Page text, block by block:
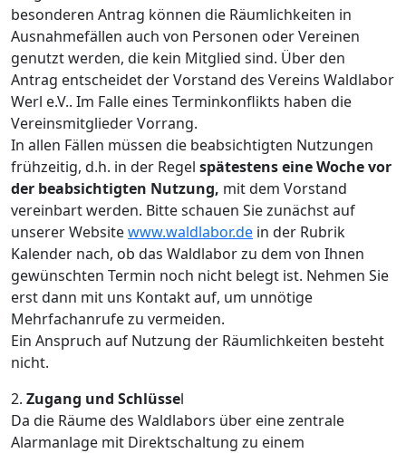
besonderen Antrag können die Räumlichkeiten in
Ausnahmefällen auch von Personen oder Vereinen
genutzt werden, die kein Mitglied sind. Über den
Antrag entscheidet der Vorstand des Vereins Waldlabor
Werl e.V.. Im Falle eines Terminkonflikts haben die
Vereinsmitglieder Vorrang.
In allen Fällen müssen die beabsichtigten Nutzungen
frühzeitig, d.h. in der Regel spätestens eine Woche vor
der beabsichtigten Nutzung, mit dem Vorstand
vereinbart werden. Bitte schauen Sie zunächst auf
unserer Websitewww.waldlabor.de in der Rubrik
Kalender nach, ob das Waldlabor zu dem von Ihnen
gewünschten Termin noch nicht belegt ist. Nehmen Sie
erst dann mit uns Kontakt auf, um unnötige
Mehrfachanrufe zu vermeiden.
Ein Anspruch auf Nutzung der Räumlichkeiten besteht
nicht.
2. Zugang und Schlüssel
Da die Räume des Waldlabors über eine zentrale
Alarmanlage mit Direktschaltung zu einem